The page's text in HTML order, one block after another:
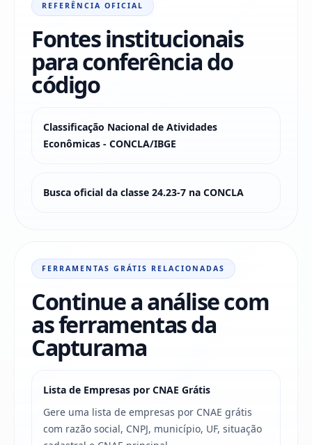
REFERÊNCIA OFICIAL
Fontes institucionais
para conferência do
código
Classificação Nacional de Atividades
Econômicas - CONCLA/IBGE
Busca oficial da classe 24.23-7 na CONCLA
FERRAMENTAS GRÁTIS RELACIONADAS
Continue a análise com
as ferramentas da
Capturama
Lista de Empresas por CNAE Grátis
Gere uma lista de empresas por CNAE grátis
com razão social, CNPJ, município, UF, situação